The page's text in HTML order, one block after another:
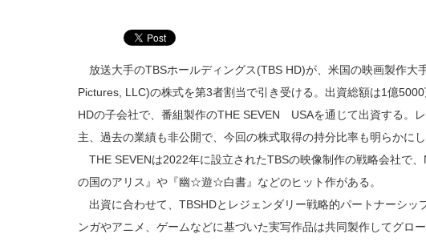
放送大手のTBSホールディングス(TBS HD)が、米国の映画製作大
Pictures, LLC)の株式を第3者割当で引き受ける。出資総額は1億
HDの子会社で、番組製作のTHE SEVEN USAを通じて出資する。
主、過去の業績も非公開で、今回の株式取得の持分比率も明らかにし
THE SEVENは2022年に設立されたTBSの映像制作の戦略会社で
の国のアリス』や『幽☆遊☆白書』などのヒット作がある。
出資に合わせて、TBSHDとレジェンダリー戦略的パートナーシッ
ンガやアニメ、ゲームなどに基づいた実写作品は共同製作してグロ